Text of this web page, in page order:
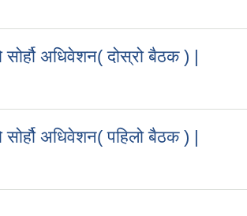
अधिवेशन( दोस्रो बैठक ) |
अधिवेशन( पहिलो बैठक ) |